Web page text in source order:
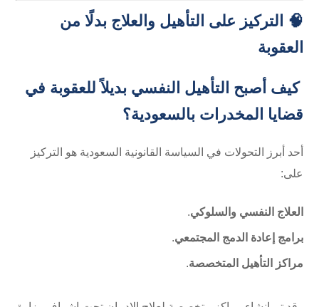
🧠 التركيز على التأهيل والعلاج بدلًا من
العقوبة
كيف أصبح التأهيل النفسي بديلاً للعقوبة في
قضايا المخدرات بالسعودية؟
أحد أبرز التحولات في السياسة القانونية السعودية هو التركيز
على:
العلاج النفسي والسلوكي.
برامج إعادة الدمج المجتمعي.
مراكز التأهيل المتخصصة.